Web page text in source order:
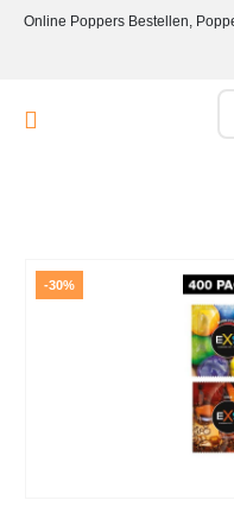
Online Poppers Bestellen,
-30%